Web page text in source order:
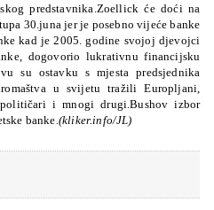
predstavnika.Zoellick će doći na
30.juna jer je posebno vijeće banke
kad je 2005. godine svojoj djevojci
dogovorio lukrativnu financijsku
su ostavku s mjesta predsjednika
u svijetu tražili Europljani,
i mnogi drugi.Bushov izbor
banke .(kliker.info/JL)